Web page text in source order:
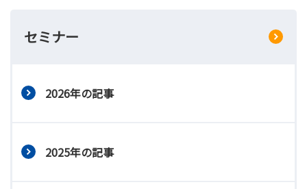
セミナー
2026年の記事
2025年の記事